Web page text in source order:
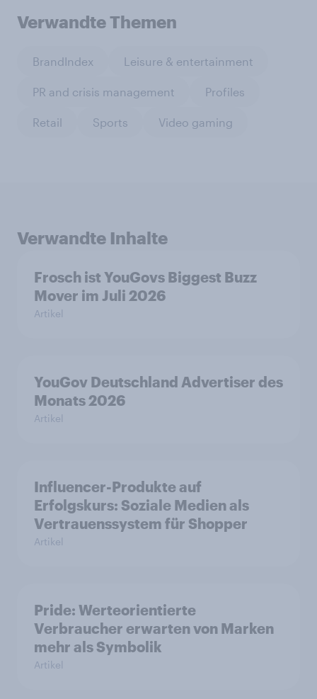
Verwandte Themen
BrandIndex Leisure & entertainment
PR and crisis management Profiles
Retail Sports Video gaming
Verwandte Inhalte
Frosch ist YouGovs Biggest Buzz
Mover im Juli 2026
Artikel
YouGov Deutschland Advertiser des
Monats 2026
Artikel
Influencer-Produkte auf
Erfolgskurs: Soziale Medien als
Vertrauenssystem für Shopper
Artikel
Pride: Werteorientierte
Verbraucher erwarten von Marken
mehr als Symbolik
Artikel